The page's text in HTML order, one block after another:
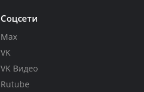
Соцсети
Max
VK
VK Видео
Rutube